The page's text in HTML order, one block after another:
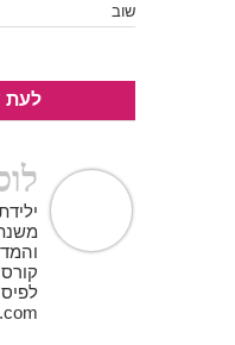
שוב
לעת